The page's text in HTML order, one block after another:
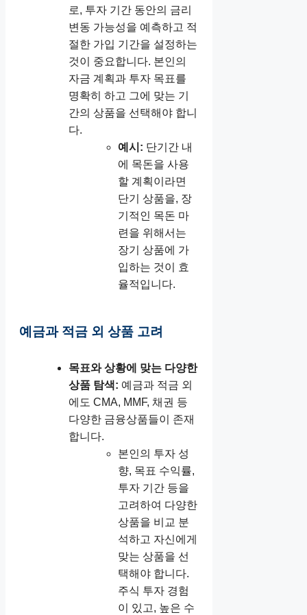
로, 투자 기간 동안의 금리
변동 가능성을 예측하고 적
절한 가입 기간을 설정하는
것이 중요합니다. 본인의
자금 계획과 투자 목표를
명확히 하고 그에 맞는 기
간의 상품을 선택해야 합니
다.
예시: 단기간 내
에 목돈을 사용
할 계획이라면
단기 상품을, 장
기적인 목돈 마
련을 위해서는
장기 상품에 가
입하는 것이 효
율적입니다.
예금과 적금 외 상품 고려
목표와 상황에 맞는 다양한
상품 탐색: 예금과 적금 외
에도 CMA, MMF, 채권 등
다양한 금융상품들이 존재
합니다.
본인의 투자 성
향, 목표 수익률,
투자 기간 등을
고려하여 다양한
상품을 비교 분
석하고 자신에게
맞는 상품을 선
택해야 합니다.
주식 투자 경험
이 있고, 높은 수